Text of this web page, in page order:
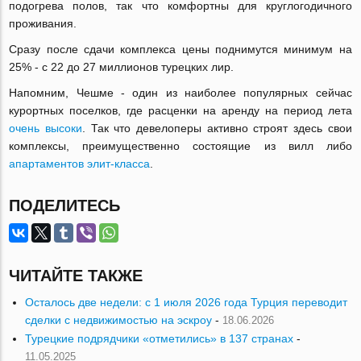
подогрева полов, так что комфортны для круглогодичного
проживания.
Сразу после сдачи комплекса цены поднимутся минимум на
25% - с 22 до 27 миллионов турецких лир.
Напомним, Чешме - один из наиболее популярных сейчас
курортных поселков, где расценки на аренду на период лета
очень высоки . Так что девелоперы активно строят здесь свои
комплексы, преимущественно состоящие из вилл либо
апартаментов элит-класса
ПОДЕЛИТЕСЬ
ЧИТАЙТЕ ТАКЖЕ
Осталось две недели: с 1 июля 2026 года Турция переводит
сделки с недвижимостью на эскроу - 18.06.2026
Турецкие подрядчики «отметились» в 137 странах -
11.05.2025